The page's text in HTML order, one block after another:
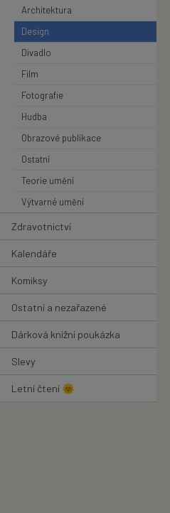
Architektura
Design
Divadlo
Film
Fotografie
Hudba
Obrazové publikace
Ostatní
Teorie umění
Výtvarné umění
Zdravotnictví
Kalendáře
Komiksy
Ostatní a nezařazené
Dárková knižní poukázka
Slevy
Letní čtení 🌞